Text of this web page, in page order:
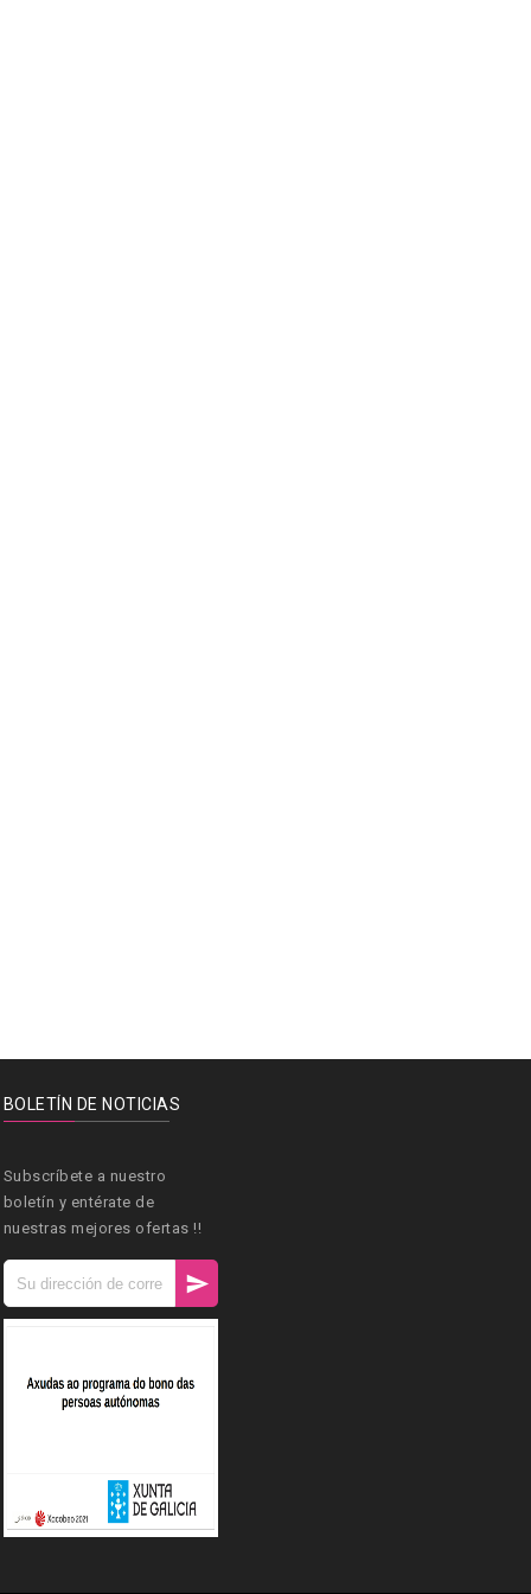
BOLETÍN DE NOTICIAS
Subscríbete a nuestro
boletín y entérate de
nuestras mejores ofertas !!
